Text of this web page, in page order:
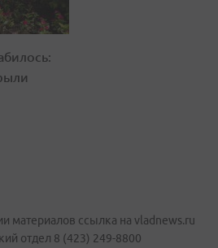
материалов ссылка на vladnews.ru
отдел 8 (423) 249-8800